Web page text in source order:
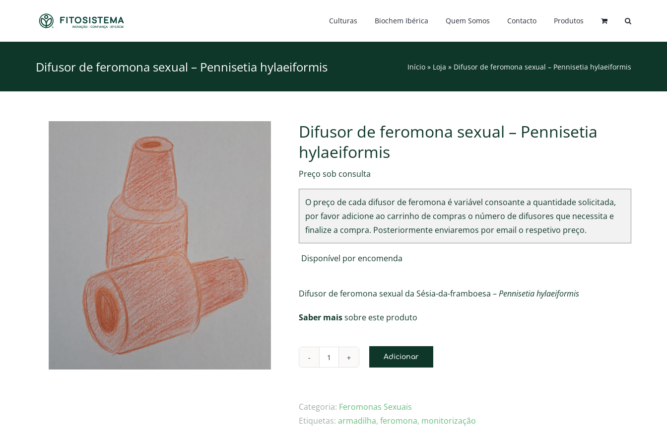
Culturas Biochem Ibérica Quem Somos Contacto Produtos
Difusor de feromona sexual – Pennisetia hylaeiformis Início » Loja » Difusor de feromona sexual – Pennisetia hylaeiformis
Difusor de feromona sexual – Pennisetia
hylaeiformis
Preço sob consulta
O preço de cada difusor de feromona é variável consoante a quantidade solicitada,
por favor adicione ao carrinho de compras o número de difusores que necessita e
finalize a compra. Posteriormente enviaremos por email o respetivo preço.
Disponível por encomenda
Difusor de feromona sexual da Sésia-da-framboesa –Pennisetia hylaeiformis
Saber maissobre este produto
Quantidade
de
feromona
Adicionar
Categoria: Feromonas Sexuais
Etiquetas: armadilha, feromona, monitorização